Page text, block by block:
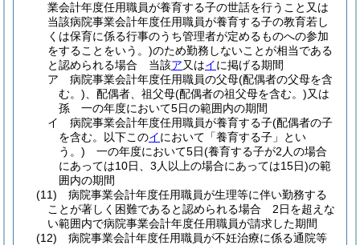
業会計年度任用職員が養育する子の世話を行うこと又は
当該病院事業会計年度任用職員が養育する子の教育若し
くは保育に係る行事のうち管理者が定めるものへの参加
をすることをいう。)のため勤務しないことが相当である
と認められる場合 当該ア又はイに掲げる期間
ア
病院事業会計年度任用職員の父母(配偶者の父母を含
む。) 、配偶者、祖父母(配偶者の祖父母を含む。)又は
孫 一の年度において5日の範囲内の期間
イ
病院事業会計年度任用職員が養育する子(配偶者の子
を含む。以下このイにおいて「養育する子」とい
う。) 一の年度において5日(養育する子が2人の場合
にあっては10日、3人以上の場合にあっては15日)の範
囲内の期間
(11)
病院事業会計年度任用職員が生理等に伴い勤務する
ことが著しく困難であると認められる場合 2日を超えな
い範囲内で病院事業会計年度任用職員が請求した期間
(12)
病院事業会計年度任用職員が不妊治療に係る通院等